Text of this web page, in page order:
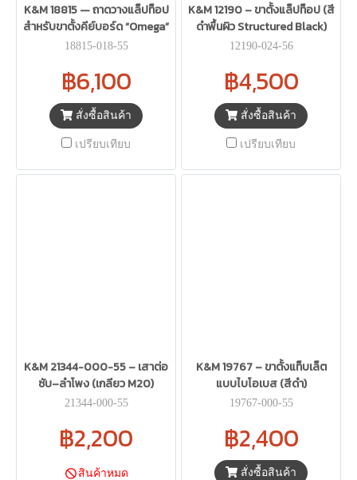
K&M 18815 — ถาดวางแล็ปท็อป
สำหรับขาตั้งคีย์บอร์ด “Omega”
18815-018-55
฿6,100
สั่งซื้อสินค้า
เปรียบเทียบ
K&M 12190 – ขาตั้งแล็ปท็อป (สี
ดำพื้นผิว Structured Black)
12190-024-56
฿4,500
สั่งซื้อสินค้า
เปรียบเทียบ
K&M 21344-000-55 – เสาต่อ
ซับ–ลำโพง (เกลียว M20)
21344-000-55
฿2,200
สินค้าหมด
K&M 19767 – ขาตั้งแท็บเล็ต
แบบไบโอเบส (สีดำ)
19767-000-55
฿2,400
สั่งซื้อสินค้า